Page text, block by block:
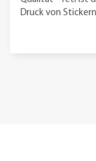
schnellen und
Stickeryeti Flagge.